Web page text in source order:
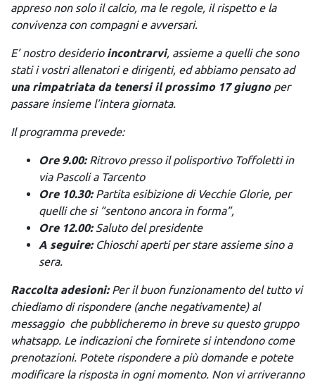
appreso non solo il calcio, ma le regole, il rispetto e la
convivenza con compagni e avversari.
E’ nostro desiderio incontrarvi, assieme a quelli che sono
stati i vostri allenatori e dirigenti, ed abbiamo pensato ad
una rimpatriata da tenersi il prossimo 17 giugnoper
passare insieme l’intera giornata.
Il programma prevede:
Ore 9.00:Ritrovo presso il polisportivo Toffoletti in
via Pascoli a Tarcento
Ore 10.30: Partita esibizione di Vecchie Glorie, per
quelli che si “sentono ancora in forma”,
Ore 12.00: Saluto del presidente
A seguire:Chioschi aperti per stare assieme sino a
sera.
Raccolta adesioni:Per il buon funzionamento del tutto vi
chiediamo di rispondere (anche negativamente) al
messaggio che pubblicheremo in breve su questo gruppo
whatsapp. Le indicazioni che fornirete si intendono come
prenotazioni. Potete rispondere a più domande e potete
modificare la risposta in ogni momento. Non vi arriveranno